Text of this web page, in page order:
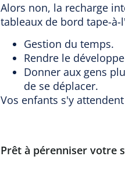
Alors non, la recharge
tableaux de bord tape-
Gestion du temps.
Rendre le
Donner aux gens
de se déplacer.
Vos enfants s'y
Prêt à pérenniser votre